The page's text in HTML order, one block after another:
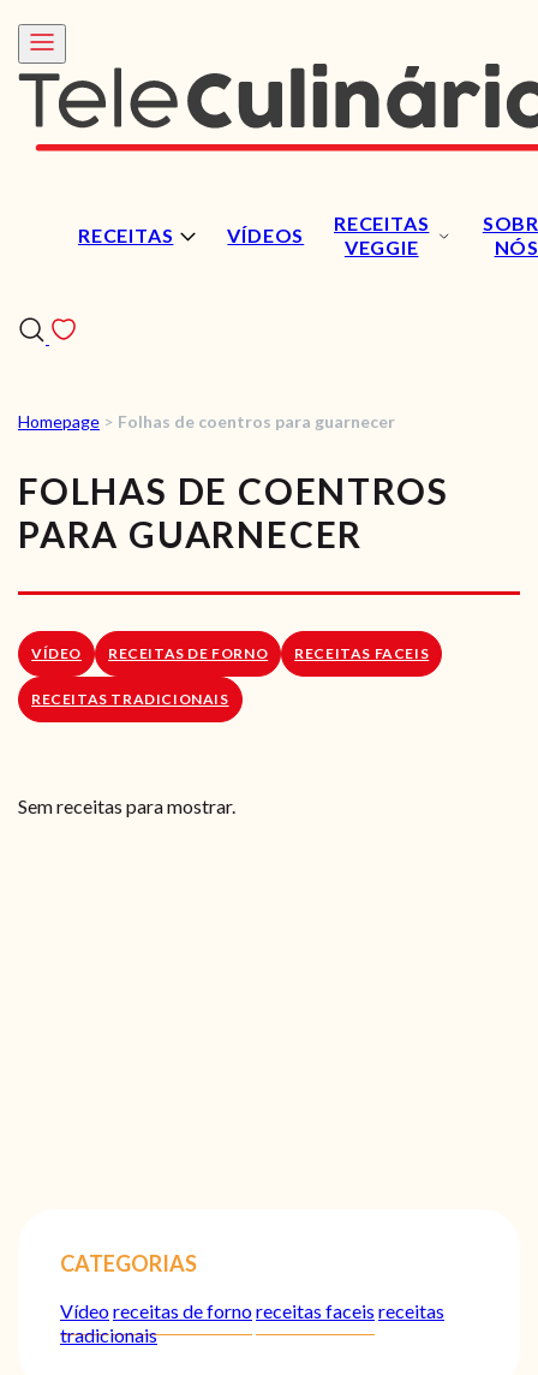
RECEITAS VÍDEOS
RECEITAS
VEGGIE
NÓS
RECEITAS
VÍDEOS
RECEITAS VEGGIE
LOJA ONLINE
Homepage > Folhas de coentros para guarnecer
FOLHAS DE COENTROS
PARA GUARNECER
VÍDEO RECEITAS DE FORNO RECEITAS FACEIS
RECEITAS TRADICIONAIS
Sem receitas para mostrar.
CATEGORIAS
Vídeoreceitas de fornoreceitas faceis receitas
tradicionais